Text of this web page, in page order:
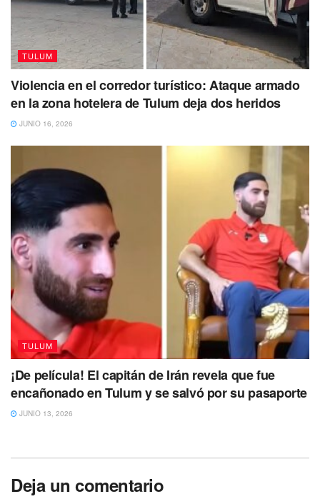
TULUM
Violencia en el corredor turístico: Ataque armado
en la zona hotelera de Tulum deja dos heridos
JUNIO 16, 2026
TULUM
¡De película! El capitán de Irán revela que fue
encañonado en Tulum y se salvó por su pasaporte
JUNIO 13, 2026
Deja un comentario